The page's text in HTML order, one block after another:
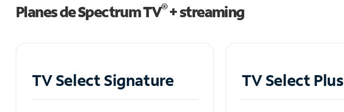
Planes de Spectrum TV®+ streaming
TV Select Signature TV Select Plus